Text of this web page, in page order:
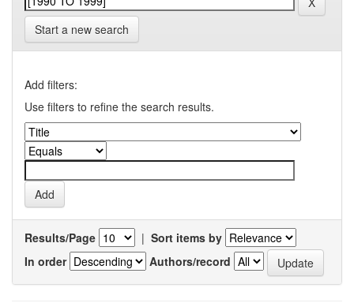
Start a new search
Add filters:
Use filters to refine the search results.
Results/Page | Sort items by
In order
Authors/record